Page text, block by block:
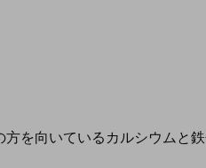
を向いているカルシウムと鉄